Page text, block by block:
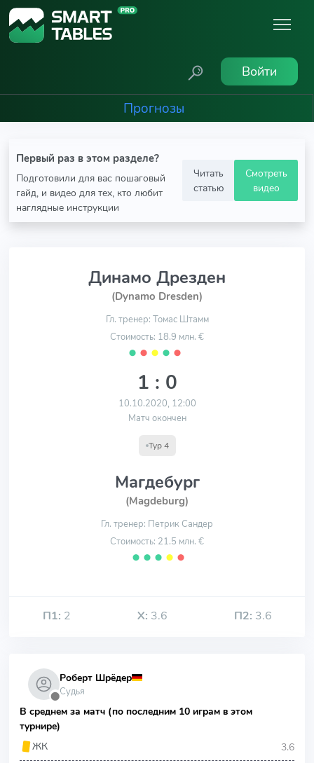
Войти
Прогнозы
Первый раз в этом разделе?
Подготовили для вас пошаговый
гайд, и видео для тех, кто любит
наглядные инструкции
Читать
статью
Смотреть
видео
Динамо Дрезден
(Dynamo Dresden)
Гл. тренер: Томас Штамм
Стоимость: 18.9 млн. €
⬤ ⬤ ⬤ ⬤ ⬤
1 : 0
10.10.2020, 12:00
Матч окончен
Тур 4
Магдебург
(Magdeburg)
Гл. тренер: Петрик Сандер
Стоимость: 21.5 млн. €
⬤ ⬤ ⬤ ⬤ ⬤
П1: 2 Х: 3.6 П2: 3.6
⬤
Роберт Шрёдер
Судья
В среднем за матч (по последним 10 играм в этом
турнире)
ЖК
3.6